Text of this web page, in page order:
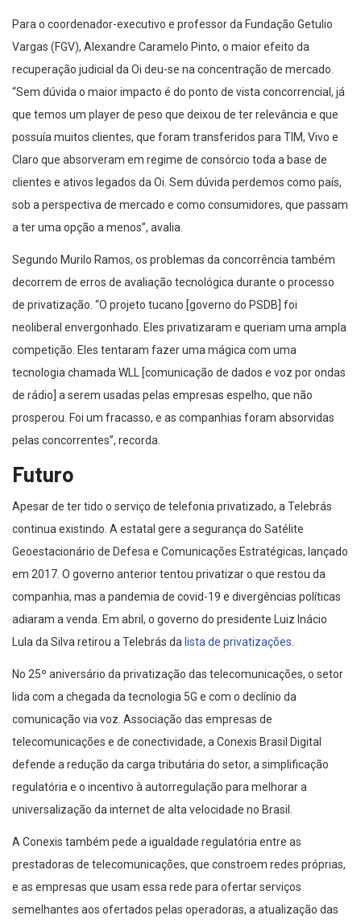
Para o coordenador-executivo e professor da Fundação Getulio
Vargas (FGV), Alexandre Caramelo Pinto, o maior efeito da
recuperação judicial da Oi deu-se na concentração de mercado.
“Sem dúvida o maior impacto é do ponto de vista concorrencial, já
que temos um player de peso que deixou de ter relevância e que
possuía muitos clientes, que foram transferidos para TIM, Vivo e
Claro que absorveram em regime de consórcio toda a base de
clientes e ativos legados da Oi. Sem dúvida perdemos como país,
sob a perspectiva de mercado e como consumidores, que passam
a ter uma opção a menos”, avalia.
Segundo Murilo Ramos, os problemas da concorrência também
decorrem de erros de avaliação tecnológica durante o processo
de privatização. “O projeto tucano [governo do PSDB] foi
neoliberal envergonhado. Eles privatizaram e queriam uma ampla
competição. Eles tentaram fazer uma mágica com uma
tecnologia chamada WLL [comunicação de dados e voz por ondas
de rádio] a serem usadas pelas empresas espelho, que não
prosperou. Foi um fracasso, e as companhias foram absorvidas
pelas concorrentes”, recorda.
Futuro
Apesar de ter tido o serviço de telefonia privatizado, a Telebrás
continua existindo. A estatal gere a segurança do Satélite
Geoestacionário de Defesa e Comunicações Estratégicas, lançado
em 2017. O governo anterior tentou privatizar o que restou da
companhia, mas a pandemia de covid-19 e divergências políticas
adiaram a venda. Em abril, o governo do presidente Luiz Inácio
Lula da Silva retirou a Telebrás da lista de privatizações.
No 25º aniversário da privatização das telecomunicações, o setor
lida com a chegada da tecnologia 5G e com o declínio da
comunicação via voz. Associação das empresas de
telecomunicações e de conectividade, a Conexis Brasil Digital
defende a redução da carga tributária do setor, a simplificação
regulatória e o incentivo à autorregulação para melhorar a
universalização da internet de alta velocidade no Brasil.
A Conexis também pede a igualdade regulatória entre as
prestadoras de telecomunicações, que constroem redes próprias,
e as empresas que usam essa rede para ofertar serviços
semelhantes aos ofertados pelas operadoras, a atualização das